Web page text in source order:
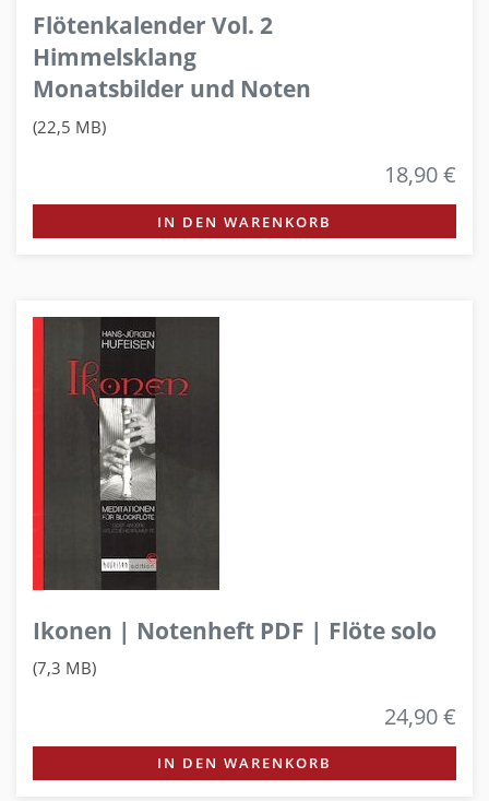
Flötenkalender Vol. 2
Himmelsklang
Monatsbilder und Noten
(22,5 MB)
18,90 €
IN DEN WARENKORB
Ikonen | Notenheft PDF | Flöte solo
(7,3 MB)
24,90 €
IN DEN WARENKORB